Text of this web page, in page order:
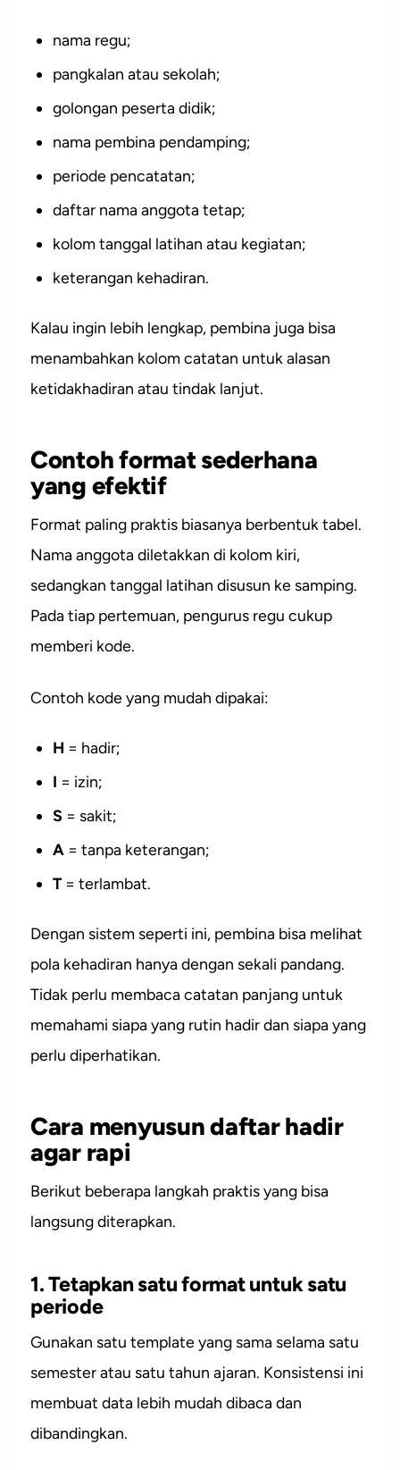
nama regu;
pangkalan atau sekolah;
golongan peserta didik;
nama pembina pendamping;
periode pencatatan;
daftar nama anggota tetap;
kolom tanggal latihan atau kegiatan;
keterangan kehadiran.
Kalau ingin lebih lengkap, pembina juga bisa
menambahkan kolom catatan untuk alasan
ketidakhadiran atau tindak lanjut.
Contoh format sederhana
yang efektif
Format paling praktis biasanya berbentuk tabel.
Nama anggota diletakkan di kolom kiri,
sedangkan tanggal latihan disusun ke samping.
Pada tiap pertemuan, pengurus regu cukup
memberi kode.
Contoh kode yang mudah dipakai:
H = hadir;
I = izin;
S = sakit;
A = tanpa keterangan;
T= terlambat.
Dengan sistem seperti ini, pembina bisa melihat
pola kehadiran hanya dengan sekali pandang.
Tidak perlu membaca catatan panjang untuk
memahami siapa yang rutin hadir dan siapa yang
perlu diperhatikan.
Cara menyusun daftar hadir
agar rapi
Berikut beberapa langkah praktis yang bisa
langsung diterapkan.
1. Tetapkan satu format untuk satu
periode
Gunakan satu template yang sama selama satu
semester atau satu tahun ajaran. Konsistensi ini
membuat data lebih mudah dibaca dan
dibandingkan.